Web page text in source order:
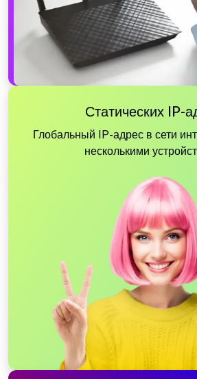
Статических IP-
Глобальный IP-адрес в сети
несколькими